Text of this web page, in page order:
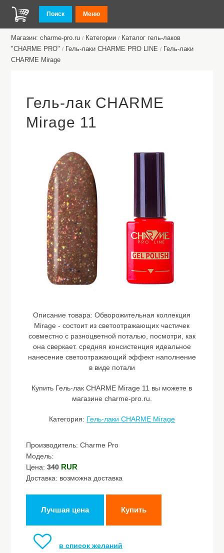
Поиск Меню
Магазин: charme-pro.ru / Категории / Каталог гель-лаков
"CHARME PRO" / Гель-лаки CHARME PRO LINE / Гель-лаки
CHARME Mirage
Гель-лак CHARME
Mirage 11
Описание товара:Обворожительная коллекция
Mirage - состоит из светоотражающих частичек
совместно с разноцветной поталью, посмотри, как
она сверкает. средняя консистенция идеальное
нанесение светоотражающий эффект наполнение
в виде потали
Купить Гель-лак CHARME Mirage 11 вы можете в
магазине charme-pro.ru.
Категория: Гель-лаки CHARME Mirage
Производитель: Charme Pro
Модель:
Цена:340 RUR
Доставка: возможна доставка
Лучшая цена Купить
в список желаний